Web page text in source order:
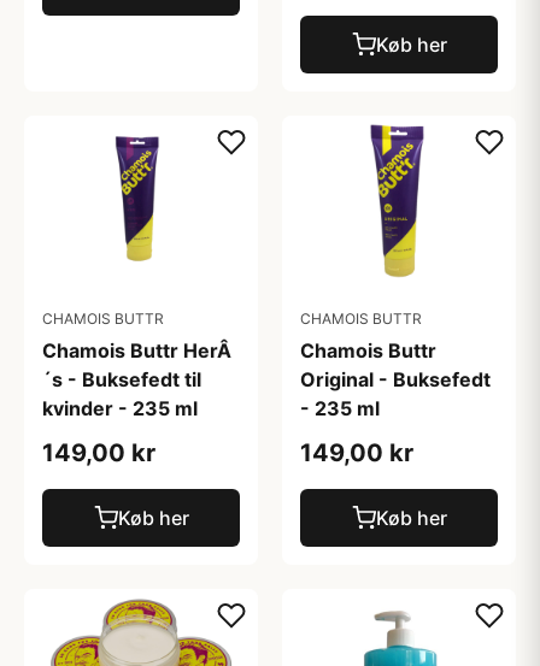
Køb her
CHAMOIS BUTTR
Chamois Buttr HerÂ
´s - Buksefedt til
kvinder - 235 ml
149,00 kr
Køb her
CHAMOIS BUTTR
Chamois Buttr
Original - Buksefedt
- 235 ml
149,00 kr
Køb her